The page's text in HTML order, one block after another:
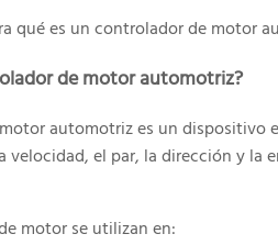
qué es un controlador de motor
de motor automotriz?
automotriz es un dispositivo
velocidad, el par, la dirección y
motor se utilizan en: